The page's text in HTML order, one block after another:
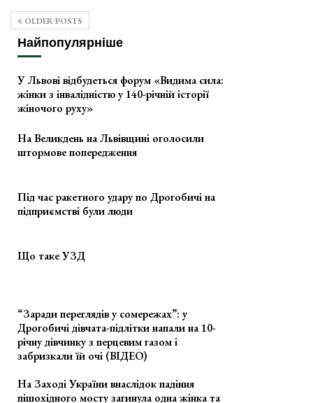
OLDER POSTS
Найпопулярніше
У Львові відбудеться форум «Видима сила:
жінки з інвалідністю у 140-річній історії
жіночого руху»
На Великдень на Львівщині оголосили
штормове попередження
Під час ракетного удару по Дрогобичі на
підприємстві були люди
Що таке УЗД
“Заради переглядів у сомережах”: у
Дрогобичі дівчата-підлітки напали на 10-
річну дівчинку з перцевим газом і
забризкали їй очі (ВІДЕО)
На Заході України внаслідок падіння
пішохідного мосту загинула одна жінка та